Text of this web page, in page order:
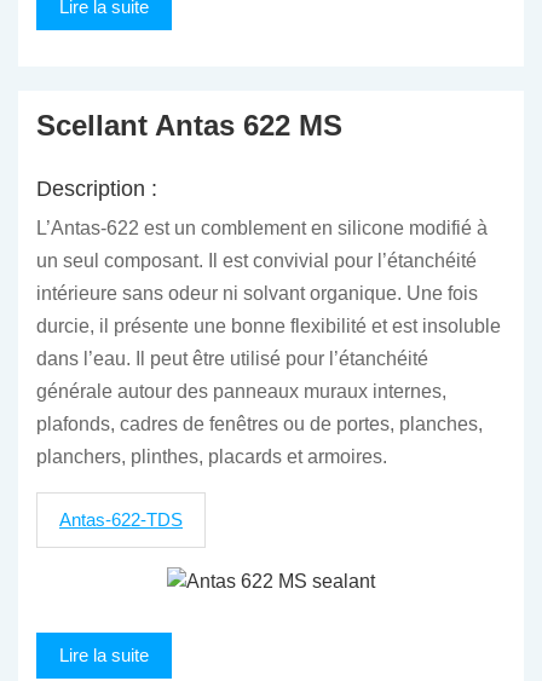
Lire la suite
Scellant Antas 622 MS
Description :
L’Antas-622 est un comblement en silicone modifié à
un seul composant. Il est convivial pour l’étanchéité
intérieure sans odeur ni solvant organique. Une fois
durcie, il présente une bonne flexibilité et est insoluble
dans l’eau. Il peut être utilisé pour l’étanchéité
générale autour des panneaux muraux internes,
plafonds, cadres de fenêtres ou de portes, planches,
planchers, plinthes, placards et armoires.
Antas-622-TDS
Lire la suite